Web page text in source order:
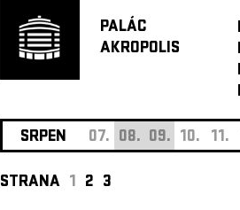
PALÁC
AKROPOLIS
SRPEN 07. 08. 09. 10. 11.
STRANA 1 2 3